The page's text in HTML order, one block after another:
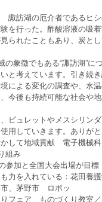
諏訪湖の厄介者であるヒ
を行った。酢酸溶液の吸
られたこともあり、炭と
象徴でもある“諏訪湖”に
と考えています。引き続
による変化の調査や、水
今後も持続可能な社会や
ビュレットやメスシリン
用していきます。ありがと
して地域貢献　電子機械
組み
参加と全国大会出場が目標
力を入れている：花田養
、茅野市　ロボッ
フェア　ものづくり教室